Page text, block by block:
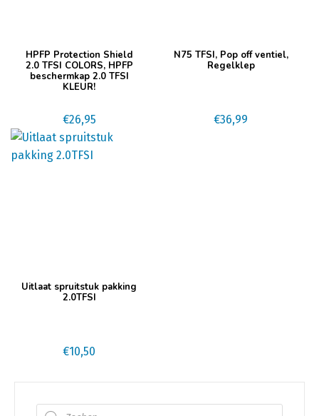
product
heeft
Deze
optie
HPFP Protection Shield
2.0 TFSI COLORS, HPFP
beschermkap 2.0 TFSI
KLEUR!
€26,95
N75 TFSI, Pop off ventiel,
Regelklep
€36,99
Uitlaat spruitstuk pakking
2.0TFSI
€10,50
Producten zoeken